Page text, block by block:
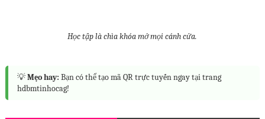
Học tập là chìa khóa mở mọi cánh cửa.
💡Mẹo hay: Bạn có thể tạo mã QR trực tuyến ngay tại trang
hdbmtinhocag!